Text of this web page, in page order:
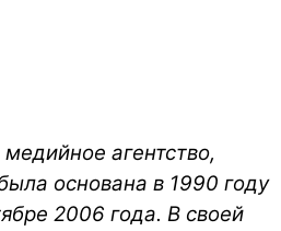
агентство,
основана в 1990 году
2006 года. В своей